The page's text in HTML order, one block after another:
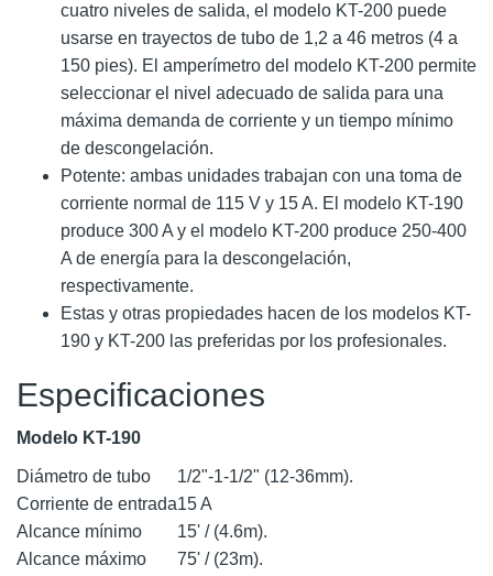
cuatro niveles de salida, el modelo KT-200 puede
usarse en trayectos de tubo de 1,2 a 46 metros (4 a
150 pies). El amperímetro del modelo KT-200 permite
seleccionar el nivel adecuado de salida para una
máxima demanda de corriente y un tiempo mínimo
de descongelación.
Potente: ambas unidades trabajan con una toma de
corriente normal de 115 V y 15 A. El modelo KT-190
produce 300 A y el modelo KT-200 produce 250-400
A de energía para la descongelación,
respectivamente.
Estas y otras propiedades hacen de los modelos KT-
190 y KT-200 las preferidas por los profesionales.
Especificaciones
Modelo KT-190
Diámetro de tubo
1/2"-1-1/2" (12-36mm).
Corriente de entrada15 A
Alcance mínimo
15' / (4.6m).
Alcance máximo
75' / (23m).